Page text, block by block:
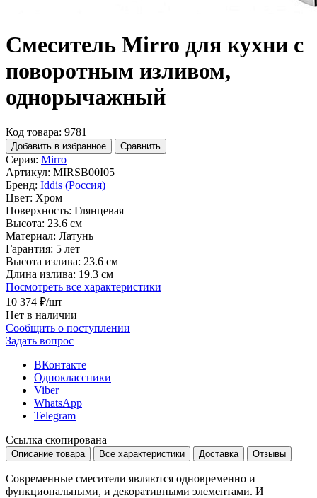
Смеситель Mirro для кухни с
поворотным изливом,
однорычажный
Код товара: 9781
Добавить в избранное Сравнить
Серия: Mirro
Артикул: MIRSB00I05
Бренд: Iddis (Россия)
Цвет: Хром
Поверхность: Глянцевая
Высота: 23.6 см
Материал: Латунь
Гарантия: 5 лет
Высота излива: 23.6 см
Длина излива: 19.3 см
Посмотреть все характеристики
10 374 ₽/шт
Нет в наличии
Сообщить о поступлении
Задать вопрос
ВКонтакте
Одноклассники
Viber
WhatsApp
Telegram
Ссылка скопирована
Описание товара Все характеристики Доставка Отзывы
Современные смесители являются одновременно и
функциональными, и декоративными элементами. И